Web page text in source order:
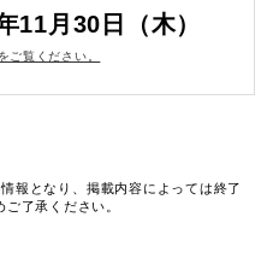
11月30日（木）
ご覧ください。
報となり、掲載内容によっては終了
了承ください。